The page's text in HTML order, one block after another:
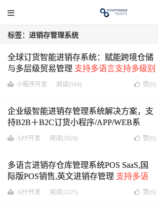
标签：进销存管理系统
全球订货智能进销存系统：赋能跨境仓储
与多层级贸易管理 支持多语言支持多级别
客户订货
小程序开发 阅读(594) 赞(0)
企业级智能进销存管理系统解决方案，支
持B2B＋B2C订货小程序/APP/WEB系
统，适用于海内外多个行业
APP开发 阅读(1024) 赞(0)
多语言进销存仓库管理系统POS SaaS,国
际版POS销售,英文进销存管理 支持多语
言多付款方式,支持APP+Web
APP开发 阅读(1125) 赞(0)